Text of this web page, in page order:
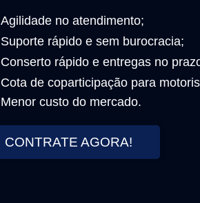
Agilidade no atendimento;
Suporte rápido e sem burocracia;
Conserto rápido e entregas no
Cota de coparticipação para
Menor custo do mercado.
CONTRATE AGORA!